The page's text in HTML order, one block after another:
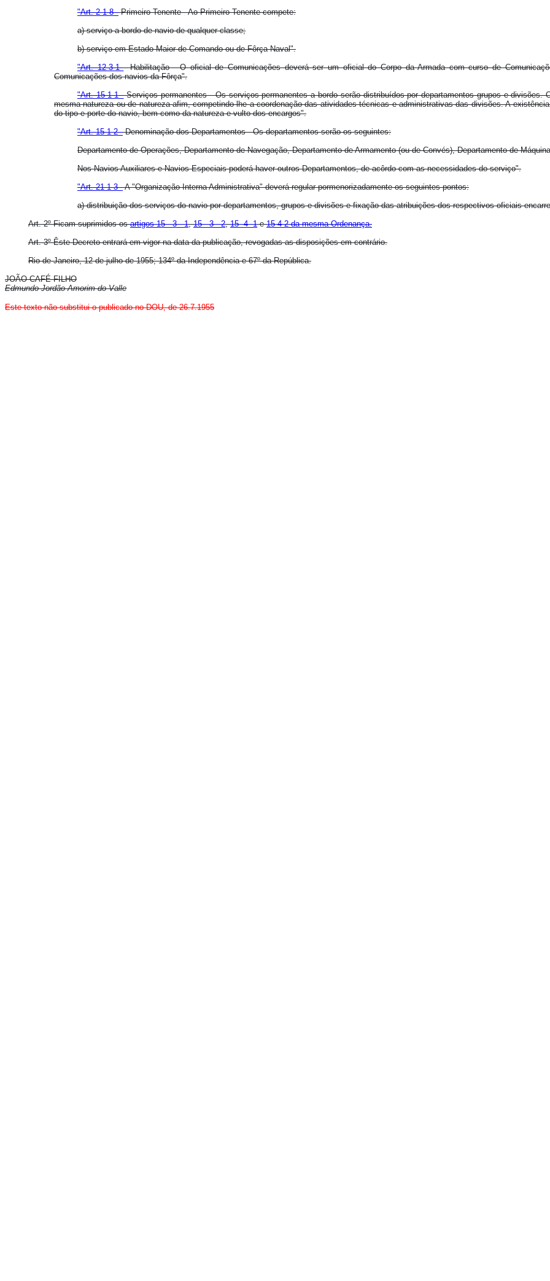
"Art. 2-1-8 -Primeiro Tenente - Ao Primeiro Tenente compete:
a) serviço a bordo de navio de qualquer classe;
b) serviço em Estado Maior de Comando ou de Fôrça Naval".
"Art. 12-3-1- Habilitação - O oficial de Comunicações deverá ser um oficial do Corpo da Armada com curso de
Comunicações dos navios da Fôrça".
"Art. 15-1-1 -Serviços permanentes - Os serviços permanentes a bordo serão distribuídos por departamentos grupos e divisões.
mesma natureza ou de natureza afim, competindo-lhe a coordenação das atividades técnicas e administrativas das divisões. A
do tipo e porte do navio, bem como da natureza e vulto dos encargos".
"Art. 15-1-2 -Denominação dos Departamentos - Os departamentos serão os seguintes:
Departamento de Operações, Departamento de Navegação, Departamento de Armamento (ou de Convés), Departamento de
Nos Navios Auxiliares e Navios Especiais poderá haver outros Departamentos, de acôrdo com as necessidades do serviço".
"Art. 21-1-3 -A "Organização Interna Administrativa" deverá regular pormenorizadamente os seguintes pontos:
a) distribuição dos serviços do navio por departamentos, grupos e divisões e fixação das atribuições dos respectivos oficiais
Art. 2º Ficam suprimidos osartigos 15 - 3 - 1,15 - 3 - 2,15 -4- 1e15-4-2 da mesma Ordenança.
Art. 3º Êste Decreto entrará em vigor na data da publicação, revogadas as disposições em contrário.
Rio de Janeiro, 12 de julho de 1955; 134º da Independência e 67º da República.
JOÃO CAFÉ FILHO
Edmundo Jordão Amorim do Valle
Este textonãosubstitui o publicado no DOU, de 26.7.1955